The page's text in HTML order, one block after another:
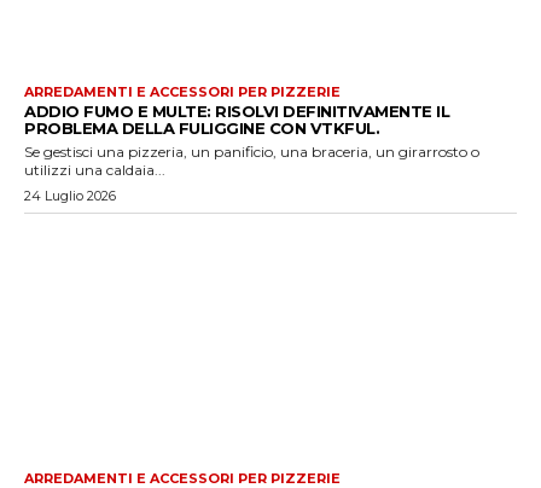
ARREDAMENTI E ACCESSORI PER PIZZERIE
ADDIO FUMO E MULTE: RISOLVI DEFINITIVAMENTE IL
PROBLEMA DELLA FULIGGINE CON VTKFUL.
Se gestisci una pizzeria, un panificio, una braceria, un girarrosto o
utilizzi una caldaia...
24 Luglio 2026
ARREDAMENTI E ACCESSORI PER PIZZERIE